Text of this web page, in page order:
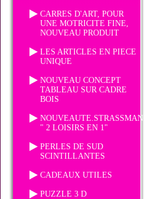
CARRES D'ART, POUR
UNE MOTRICITE FINE,
NOUVEAU PRODUIT
LES ARTICLES EN PIECE
UNIQUE
NOUVEAU CONCEPT
TABLEAU SUR CADRE
BOIS
NOUVEAUTE.STRASSMANIA
" 2 LOISIRS EN 1"
PERLES DE SUD
SCINTILLANTES
CADEAUX UTILES
PUZZLE 3 D